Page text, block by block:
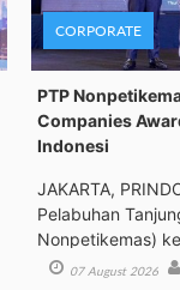
CORPORATE
PTP
Companies
Indonesi
JAKARTA,
Pelabuhan
Nonpetikemas)
pre 07 August 2026